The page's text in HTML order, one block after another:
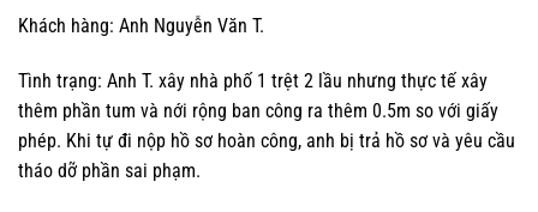
Khách hàng: Anh Nguyễn Văn T.
Tình trạng: Anh T. xây nhà phố 1 trệt 2 lầu nhưng thực tế xây
thêm phần tum và nới rộng ban công ra thêm 0.5m so với giấy
phép. Khi tự đi nộp hồ sơ hoàn công, anh bị trả hồ sơ và yêu cầu
tháo dỡ phần sai phạm.